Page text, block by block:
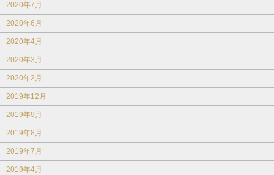
2020年7月
2020年6月
2020年4月
2020年3月
2020年2月
2019年12月
2019年9月
2019年8月
2019年7月
2019年4月